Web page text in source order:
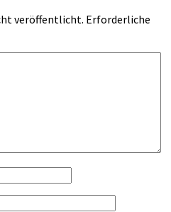
veröffentlicht. Erforderliche